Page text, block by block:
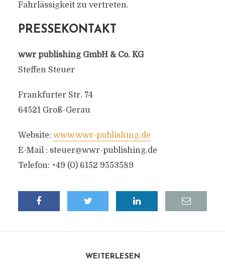
Fahrlässigkeit zu vertreten.
PRESSEKONTAKT
wwr publishing GmbH & Co. KG
Steffen Steuer
Frankfurter Str. 74
64521 Groß-Gerau
Website: www.wwr-publishing.de
E-Mail : steuer@wwr-publishing.de
Telefon: +49 (0) 6152 9553589
WEITERLESEN